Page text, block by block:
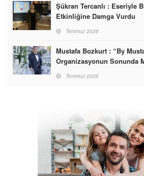
Şükran Tercanlı : Eseriyle
Etkinliğine Damga Vurdu
Temmuz 2026
Mustafa Bozkurt : “By
Organizasyonun Sonunda
Gördüğümüz Mutluluktur”
Temmuz 2026